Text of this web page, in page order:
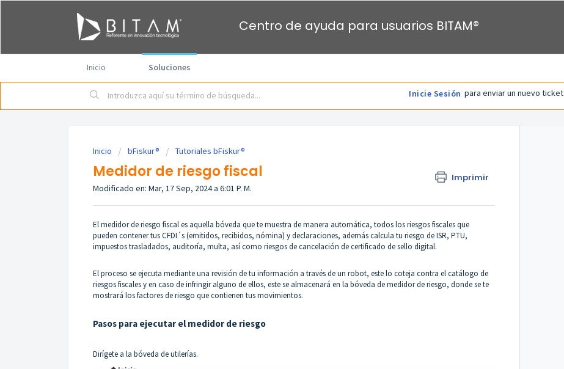
Centro de ayuda para usuarios BITAM®
Inicio Soluciones
Inicie Sesión para enviar un nuevo ticket
Inicio bFiskur® Tutoriales bFiskur®︎
Medidor de riesgo fiscal Imprimir
Modificado en: Mar, 17 Sep, 2024 a 6:01 P. M.
El medidor de riesgo fiscal es aquella bóveda que te muestra de manera automática, todos los riesgos fiscales que
pueden contener tus CFDI´s (emitidos, recibidos, nómina) y declaraciones, además calcula tu riesgo de ISR, PTU,
impuestos trasladados, auditoría, multa, así como riesgos de cancelación de certificado de sello digital.
El proceso se ejecuta mediante una revisión de tu información a través de un robot, este lo coteja contra el catálogo de
riesgos fiscales y en caso de infringir alguno de ellos, este se almacenará en la bóveda de medidor de riesgo, donde se te
mostrará los factores de riesgo que contienen tus movimientos.
Pasos para ejecutar el medidor de riesgo
Dirígete a la bóveda de utilerías.